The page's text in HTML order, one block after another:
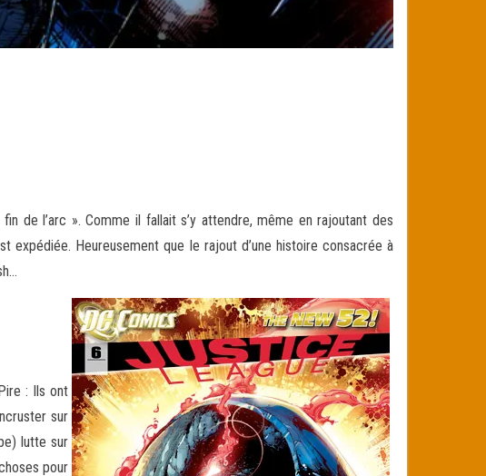
de l’arc ». Comme il fallait s’y attendre, même en rajoutant des
expédiée. Heureusement que le rajout d’une histoire consacrée à
: Ils ont
sur
lutte sur
pour